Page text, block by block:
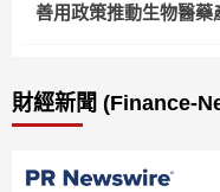
善用政策推動生物醫藥
財經新聞 (Finance-